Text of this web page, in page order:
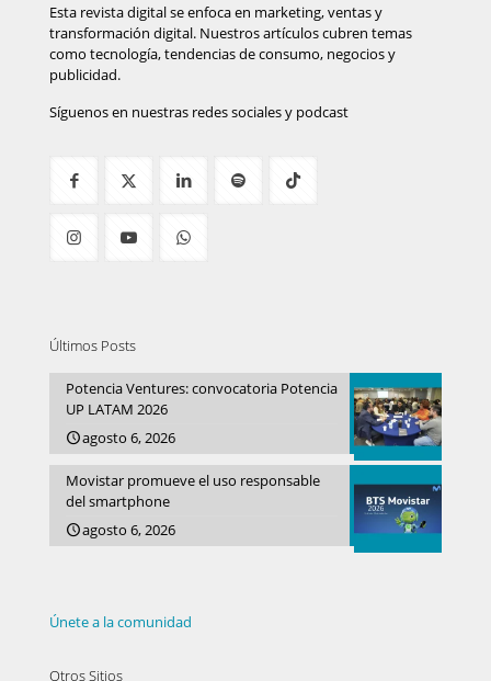
Esta revista digital se enfoca en marketing, ventas y
transformación digital. Nuestros artículos cubren temas
como tecnología, tendencias de consumo, negocios y
publicidad.
Síguenos en nuestras redes sociales y podcast
Últimos Posts
Potencia Ventures: convocatoria Potencia
UP LATAM 2026
agosto 6, 2026
Movistar promueve el uso responsable
del smartphone
agosto 6, 2026
Únete a la comunidad
Otros Sitios